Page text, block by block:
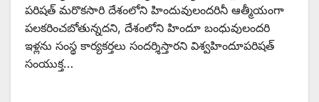
పరిషత్‌ ‌మరొకసారి దేశంలోని హిందువులందరినీ ఆత్మీయంగా
పలకరించబోతున్నదని, దేశంలోని హిందూ బంధువులందరి
ఇళ్లను సంస్థ కార్యకర్తలు సందర్శిస్తారని విశ్వహిందూపరిషత్‌
‌సంయుక్త…